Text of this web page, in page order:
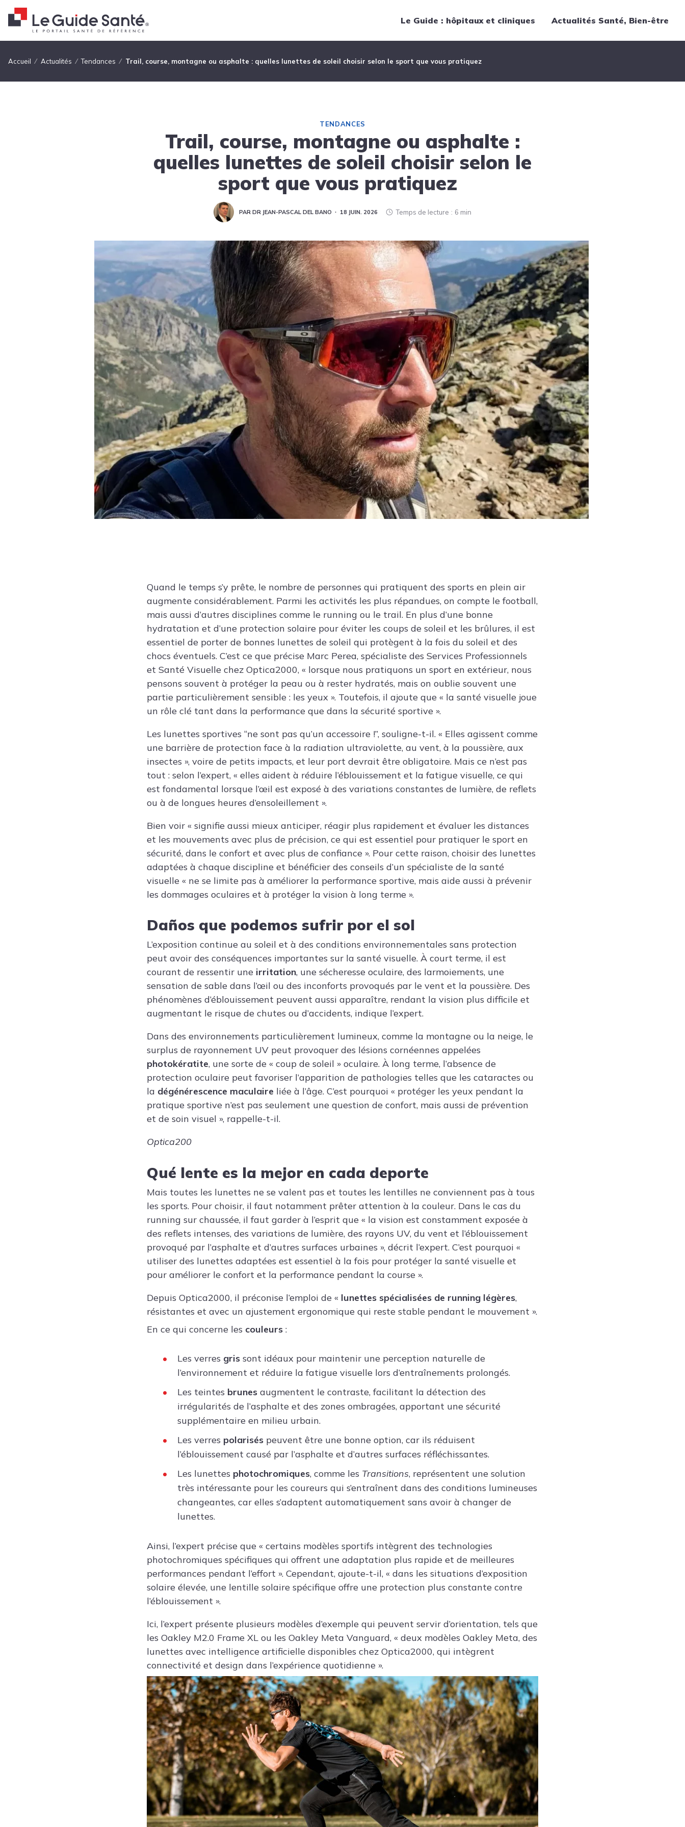
Le Guide : hôpitaux et cliniques Actualités Santé, Bien-être
Medical News in English
Fil d'Ariane
Accueil Actualités Tendances Trail, course, montagne ou asphalte : quelles lunettes de soleil choisir selon le sport que vous pratiquez
TENDANCES
Trail, course, montagne ou asphalte :
quelles lunettes de soleil choisir selon le
sport que vous pratiquez
PAR DR JEAN-PASCAL DEL BANO 18 JUIN. 2026 Temps de lecture 6 min
Quand le temps s’y prête, le nombre de personnes qui pratiquent des sports en plein air
augmente considérablement. Parmi les activités les plus répandues, on compte le football,
mais aussi d’autres disciplines comme le running ou le trail. En plus d’une bonne
hydratation et d’une protection solaire pour éviter les coups de soleil et les brûlures, il est
essentiel de porter de bonnes lunettes de soleil qui protègent à la fois du soleil et des
chocs éventuels. C’est ce que précise Marc Perea, spécialiste des Services Professionnels
et Santé Visuelle chez Optica2000, « lorsque nous pratiquons un sport en extérieur, nous
pensons souvent à protéger la peau ou à rester hydratés, mais on oublie souvent une
partie particulièrement sensible : les yeux ». Toutefois, il ajoute que « la santé visuelle joue
un rôle clé tant dans la performance que dans la sécurité sportive ».
Les lunettes sportives “ne sont pas qu’un accessoire !”, souligne-t-il. « Elles agissent comme
une barrière de protection face à la radiation ultraviolette, au vent, à la poussière, aux
insectes », voire de petits impacts, et leur port devrait être obligatoire. Mais ce n’est pas
tout : selon l’expert, « elles aident à réduire l’éblouissement et la fatigue visuelle, ce qui
est fondamental lorsque l’œil est exposé à des variations constantes de lumière, de reflets
ou à de longues heures d’ensoleillement ».
Bien voir « signifie aussi mieux anticiper, réagir plus rapidement et évaluer les distances
et les mouvements avec plus de précision, ce qui est essentiel pour pratiquer le sport en
sécurité, dans le confort et avec plus de confiance ». Pour cette raison, choisir des lunettes
adaptées à chaque discipline et bénéficier des conseils d’un spécialiste de la santé
visuelle « ne se limite pas à améliorer la performance sportive, mais aide aussi à prévenir
les dommages oculaires et à protéger la vision à long terme ».
Daños que podemos sufrir por el sol
L’exposition continue au soleil et à des conditions environnementales sans protection
peut avoir des conséquences importantes sur la santé visuelle. À court terme, il est
courant de ressentir une irritation, une sécheresse oculaire, des larmoiements, une
sensation de sable dans l’œil ou des inconforts provoqués par le vent et la poussière. Des
phénomènes d’éblouissement peuvent aussi apparaître, rendant la vision plus difficile et
augmentant le risque de chutes ou d’accidents, indique l’expert.
Dans des environnements particulièrement lumineux, comme la montagne ou la neige, le
surplus de rayonnement UV peut provoquer des lésions cornéennes appelées
photokératite, une sorte de « coup de soleil » oculaire. À long terme, l’absence de
protection oculaire peut favoriser l’apparition de pathologies telles que les cataractes ou
la dégénérescence maculaire liée à l’âge. C’est pourquoi « protéger les yeux pendant la
pratique sportive n’est pas seulement une question de confort, mais aussi de prévention
et de soin visuel », rappelle-t-il.
Optica200
Qué lente es la mejor en cada deporte
Mais toutes les lunettes ne se valent pas et toutes les lentilles ne conviennent pas à tous
les sports. Pour choisir, il faut notamment prêter attention à la couleur. Dans le cas du
running sur chaussée, il faut garder à l’esprit que « la vision est constamment exposée à
des reflets intenses, des variations de lumière, des rayons UV, du vent et l’éblouissement
provoqué par l’asphalte et d’autres surfaces urbaines », décrit l’expert. C’est pourquoi «
utiliser des lunettes adaptées est essentiel à la fois pour protéger la santé visuelle et
pour améliorer le confort et la performance pendant la course ».
Depuis Optica2000, il préconise l’emploi de « lunettes spécialisées de running légères,
résistantes et avec un ajustement ergonomique qui reste stable pendant le mouvement ».
En ce qui concerne les couleurs :
Les verres gris sont idéaux pour maintenir une perception naturelle de
l’environnement et réduire la fatigue visuelle lors d’entraînements prolongés.
Les teintes brunes augmentent le contraste, facilitant la détection des
irrégularités de l’asphalte et des zones ombragées, apportant une sécurité
supplémentaire en milieu urbain.
Les verres polarisés peuvent être une bonne option, car ils réduisent
l’éblouissement causé par l’asphalte et d’autres surfaces réfléchissantes.
Les lunettes photochromiques, comme les Transitions, représentent une solution
très intéressante pour les coureurs qui s’entraînent dans des conditions lumineuses
changeantes, car elles s’adaptent automatiquement sans avoir à changer de
lunettes.
Ainsi, l’expert précise que « certains modèles sportifs intègrent des technologies
photochromiques spécifiques qui offrent une adaptation plus rapide et de meilleures
performances pendant l’effort ». Cependant, ajoute-t-il, « dans les situations d’exposition
solaire élevée, une lentille solaire spécifique offre une protection plus constante contre
l’éblouissement ».
Ici, l’expert présente plusieurs modèles d’exemple qui peuvent servir d’orientation, tels que
les Oakley M2.0 Frame XL ou les Oakley Meta Vanguard, « deux modèles Oakley Meta, des
lunettes avec intelligence artificielle disponibles chez Optica2000, qui intègrent
connectivité et design dans l’expérience quotidienne ».